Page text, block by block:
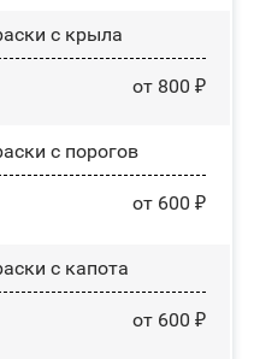
с крыла
от 800 ₽
с порогов
от 600 ₽
с капота
от 600 ₽